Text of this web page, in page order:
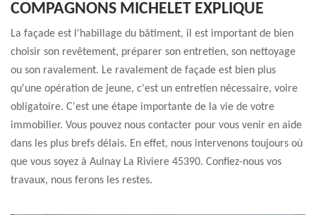
COMPAGNONS MICHELET EXPLIQUE
La façade est l'habillage du bâtiment, il est important de bien
choisir son revêtement, préparer son entretien, son nettoyage
ou son ravalement. Le ravalement de façade est bien plus
qu'une opération de jeune, c'est un entretien nécessaire, voire
obligatoire. C'est une étape importante de la vie de votre
immobilier. Vous pouvez nous contacter pour vous venir en aide
dans les plus brefs délais. En effet, nous intervenons toujours où
que vous soyez à Aulnay La Riviere 45390. Confiez-nous vos
travaux, nous ferons les restes.